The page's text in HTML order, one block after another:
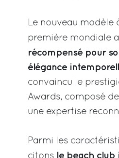
Le nouveau modèle
première mondiale
récompensé pour
élégance
convaincu le
Awards, composé
une expertise
Parmi les
citons
le beach club